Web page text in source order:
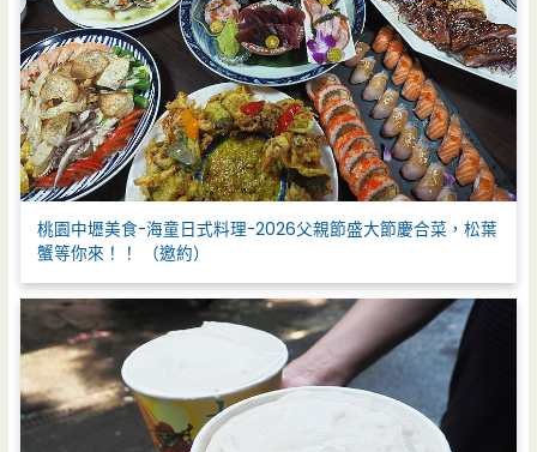
桃園中壢美食-海童日式料理-2026父親節盛大節慶合菜，松葉
蟹等你來！！ （邀約）